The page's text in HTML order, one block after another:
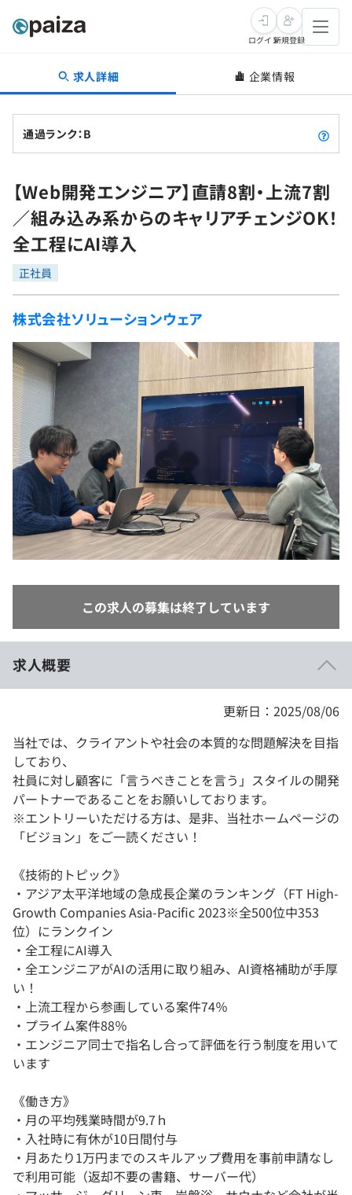
転職・キャリア
転職成功ガイド
転職エージェント
インタビュー
転職成功ガイド
新卒就活
求人検索
本選考
インターン
新卒エージェント
イベント・セミナー
インタビュー
就活成功ガイド
学習
問題集
4択課題
ナレッジ
リファレンス
プラン
個人向けプラン
法人向けプラン
学校向けプラン
プログラミング言語
評価結果一覧
再チャレンジ結果一覧
ゲーム・マンガ
Tech Team Journal
paiza times
note
paizaとは？
ログイン新規登録
求人詳細 企業情報
通過ランク：B
【Web開発エンジニア】直請8割・上流7割
／組み込み系からのキャリアチェンジOK！
全工程にAI導入
正社員
株式会社ソリューションウェア
この求人の募集は終了しています
求人概要
更新日：2025/08/06
当社では、クライアントや社会の本質的な問題解決を目指
しており、
社員に対し顧客に「言うべきことを言う」スタイルの開発
パートナーであることをお願いしております。
※エントリーいただける方は、是非、当社ホームページの
「ビジョン」をご一読ください！
《技術的トピック》
・アジア太平洋地域の急成長企業のランキング（FT High-
Growth Companies Asia-Pacific 2023※全500位中353
位）にランクイン
・全工程にAI導入
・全エンジニアがAIの活用に取り組み、AI資格補助が手厚
い！
・上流工程から参画している案件74％
・プライム案件88％
・エンジニア同士で指名し合って評価を行う制度を用いて
います
《働き方》
・月の平均残業時間が9.7ｈ
・入社時に有休が10日間付与
・月あたり1万円までのスキルアップ費用を事前申請なし
で利用可能（返却不要の書籍、サーバー代）